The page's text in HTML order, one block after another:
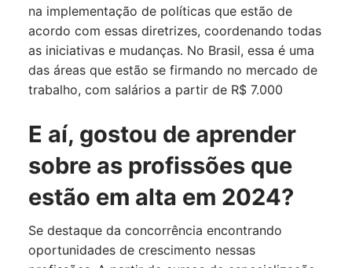
na implementação de políticas que estão de
acordo com essas diretrizes, coordenando todas
as iniciativas e mudanças. No Brasil, essa é uma
das áreas que estão se firmando no mercado de
trabalho, com salários a partir de R$ 7.000
E aí, gostou de aprender
sobre as profissões que
estão em alta em 2024?
Se destaque da concorrência encontrando
oportunidades de crescimento nessas